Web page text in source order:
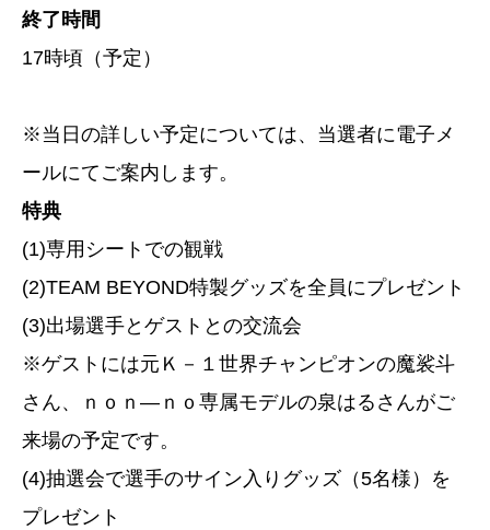
終了時間
17時頃（予定）
※当日の詳しい予定については、当選者に電子メ
ールにてご案内します。
特典
(1)専用シートでの観戦
(2)TEAM BEYOND特製グッズを全員にプレゼント
(3)出場選手とゲストとの交流会
※ゲストには元Ｋ－１世界チャンピオンの魔裟斗
さん、ｎｏｎ―ｎｏ専属モデルの泉はるさんがご
来場の予定です。
(4)抽選会で選手のサイン入りグッズ（5名様）を
プレゼント